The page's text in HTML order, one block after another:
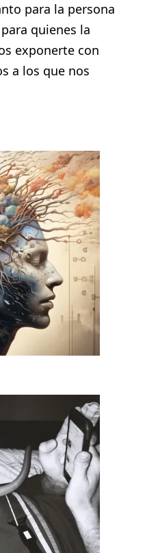
para la persona
quienes la
exponerte con
a los que nos